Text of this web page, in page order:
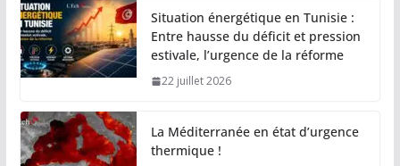
Situation énergétique en Tunisie :
Entre hausse du déficit et pression
estivale, l’urgence de la réforme
22 juillet 2026
La Méditerranée en état d’urgence
thermique !